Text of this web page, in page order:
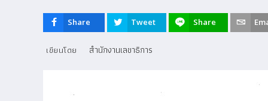
Share Tweet Share
เขียนโดย สำนักงานเลขาธิการ